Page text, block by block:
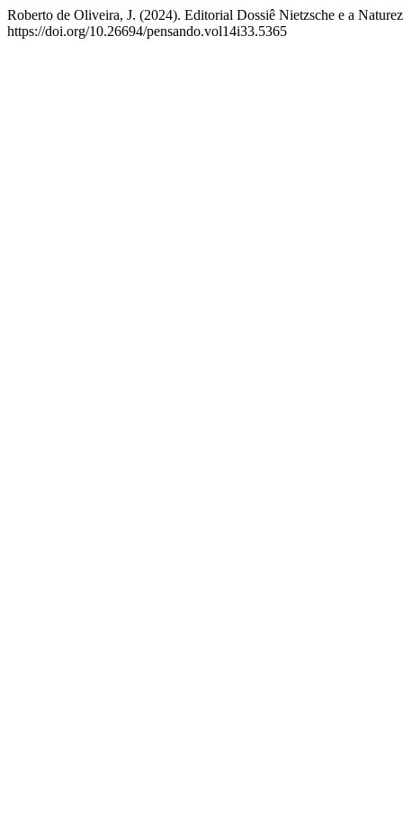
Roberto de Oliveira, J. (2024). Editorial Dossiê Nietzsche e a
https://doi.org/10.26694/pensando.vol14i33.5365